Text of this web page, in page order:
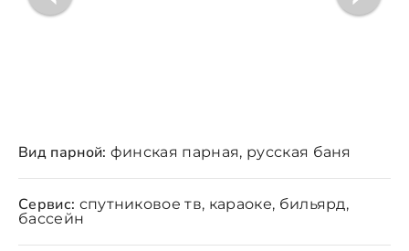
Вид парной: финская парная, русская баня
Сервис: спутниковое тв, караоке, бильярд,
бассейн